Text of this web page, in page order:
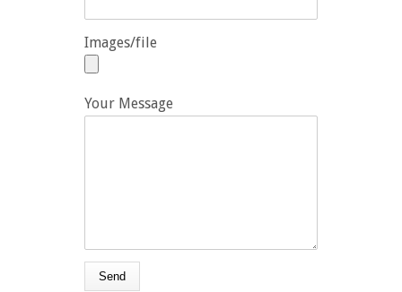
Images/file
Your Message